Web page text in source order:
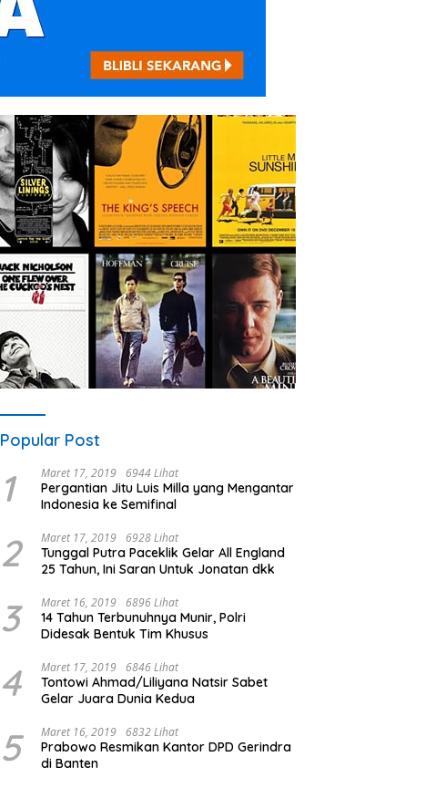
Popular Post
1 Maret 17, 2019 6944 Lihat
Pergantian Jitu Luis Milla yang Mengantar
Indonesia ke Semifinal
2 Maret 17, 2019 6928 Lihat
Tunggal Putra Paceklik Gelar All England
25 Tahun, Ini Saran Untuk Jonatan dkk
3 Maret 16, 2019 6896 Lihat
14 Tahun Terbunuhnya Munir, Polri
Didesak Bentuk Tim Khusus
4 Maret 17, 2019 6846 Lihat
Tontowi Ahmad/Liliyana Natsir Sabet
Gelar Juara Dunia Kedua
5 Maret 16, 2019 6832 Lihat
Prabowo Resmikan Kantor DPD Gerindra
di Banten